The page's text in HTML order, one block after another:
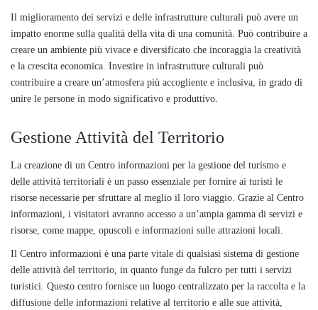
Il miglioramento dei servizi e delle infrastrutture culturali può avere un
impatto enorme sulla qualità della vita di una comunità. Può contribuire a
creare un ambiente più vivace e diversificato che incoraggia la creatività
e la crescita economica. Investire in infrastrutture culturali può
contribuire a creare un’atmosfera più accogliente e inclusiva, in grado di
unire le persone in modo significativo e produttivo.
Gestione Attività del Territorio
La creazione di un Centro informazioni per la gestione del turismo e
delle attività territoriali è un passo essenziale per fornire ai turisti le
risorse necessarie per sfruttare al meglio il loro viaggio. Grazie al Centro
informazioni, i visitatori avranno accesso a un’ampia gamma di servizi e
risorse, come mappe, opuscoli e informazioni sulle attrazioni locali.
Il Centro informazioni è una parte vitale di qualsiasi sistema di gestione
delle attività del territorio, in quanto funge da fulcro per tutti i servizi
turistici. Questo centro fornisce un luogo centralizzato per la raccolta e la
diffusione delle informazioni relative al territorio e alle sue attività,